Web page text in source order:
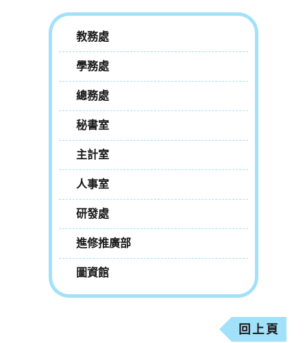
教務處
學務處
總務處
秘書室
主計室
人事室
研發處
進修推廣部
圖資館
回上頁